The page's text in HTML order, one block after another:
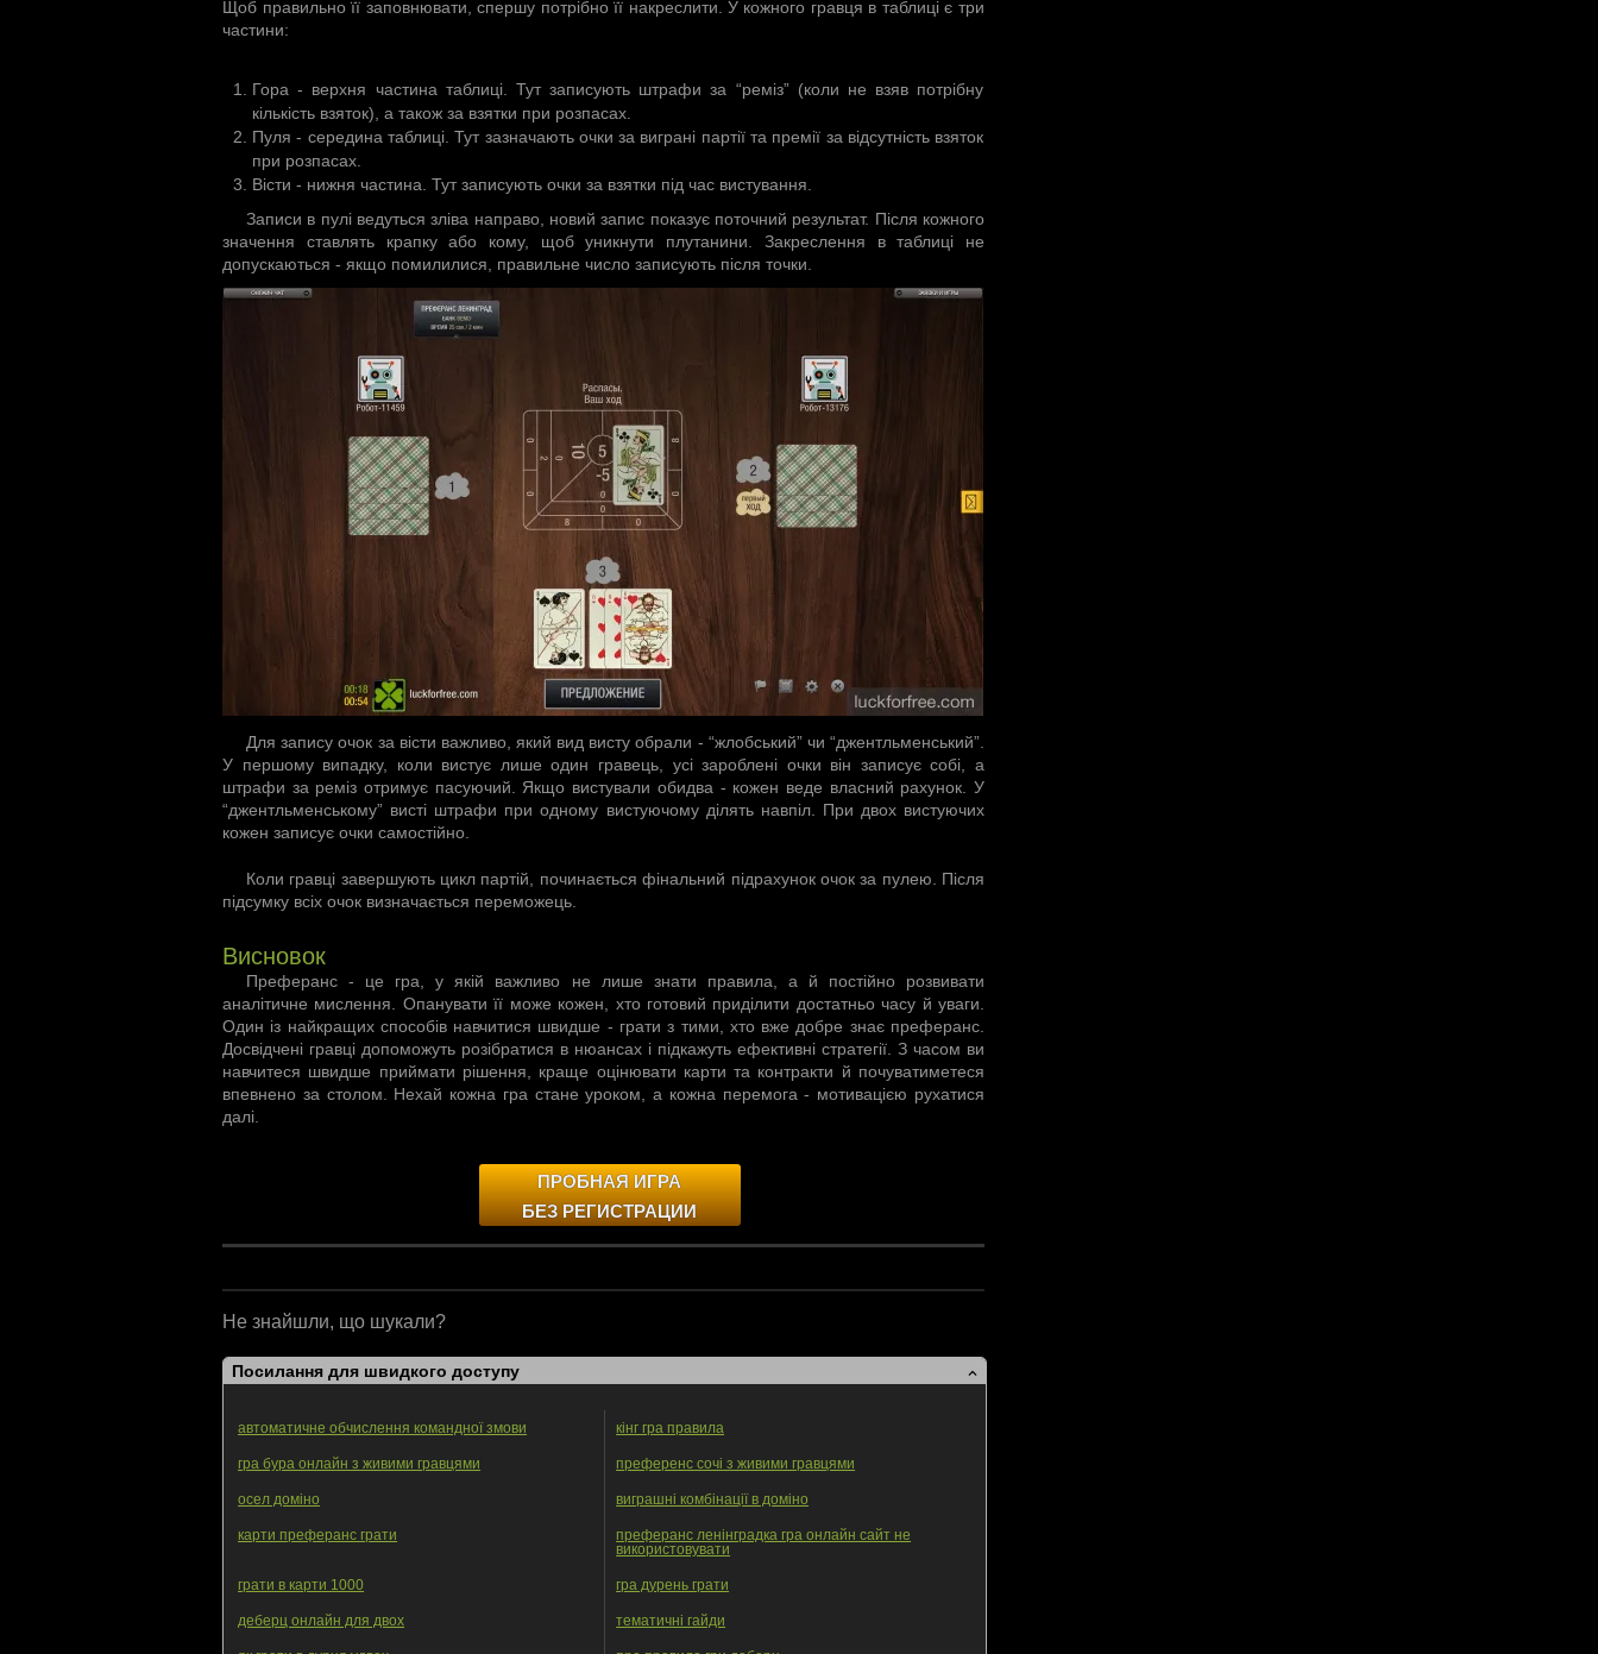
Щоб правильно її заповнювати, спершу потрібно її накреслити. У кожного гравця в таблиці є три
частини:
Гора - верхня частина таблиці. Тут записують штрафи за “реміз” (коли не взяв потрібну
кількість взяток), а також за взятки при розпасах.
Пуля - середина таблиці. Тут зазначають очки за виграні партії та премії за відсутність взяток
при розпасах.
Вісти - нижня частина. Тут записують очки за взятки під час вистування.
Записи в пулі ведуться зліва направо, новий запис показує поточний результат. Після кожного
значення ставлять крапку або кому, щоб уникнути плутанини. Закреслення в таблиці не
допускаються - якщо помилилися, правильне число записують після точки.
Для запису очок за вісти важливо, який вид висту обрали - “жлобський” чи “джентльменський”.
У першому випадку, коли вистує лише один гравець, усі зароблені очки він записує собі, а
штрафи за реміз отримує пасуючий. Якщо вистували обидва - кожен веде власний рахунок. У
“джентльменському” висті штрафи при одному вистуючому ділять навпіл. При двох вистуючих
кожен записує очки самостійно.
Коли гравці завершують цикл партій, починається фінальний підрахунок очок за пулею. Після
підсумку всіх очок визначається переможець.
Висновок
Преферанс - це гра, у якій важливо не лише знати правила, а й постійно розвивати
аналітичне мислення. Опанувати її може кожен, хто готовий приділити достатньо часу й уваги.
Один із найкращих способів навчитися швидше - грати з тими, хто вже добре знає преферанс.
Досвідчені гравці допоможуть розібратися в нюансах і підкажуть ефективні стратегії. З часом ви
навчитеся швидше приймати рішення, краще оцінювати карти та контракти й почуватиметеся
впевнено за столом. Нехай кожна гра стане уроком, а кожна перемога - мотивацією рухатися
далі.
ПРОБНАЯ ИГРА
БЕЗ РЕГИСТРАЦИИ
Не знайшли, що шукали?
Посилання для швидкого доступу
автоматичне обчислення командної змови кінг гра правила
гра бура онлайн з живими гравцями преференс сочі з живими гравцями
осел доміно виграшні комбінації в доміно
карти преферанс грати
преферанс ленінградка гра онлайн сайт не
використовувати
грати в карти 1000 гра дурень грати
деберц онлайн для двох тематичні гайди